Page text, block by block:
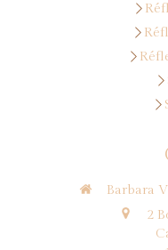
Barbara
2